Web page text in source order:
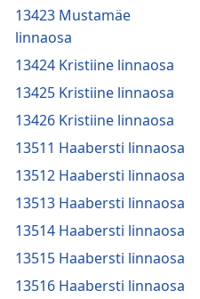
13423 Mustamäe
linnaosa
13424 Kristiine linnaosa
13425 Kristiine linnaosa
13426 Kristiine linnaosa
13511 Haabersti linnaosa
13512 Haabersti linnaosa
13513 Haabersti linnaosa
13514 Haabersti linnaosa
13515 Haabersti linnaosa
13516 Haabersti linnaosa